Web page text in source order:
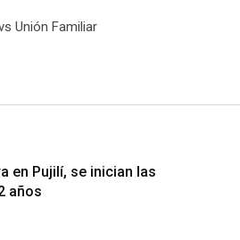
Unión Familiar
en Pujilí, se inician las
años